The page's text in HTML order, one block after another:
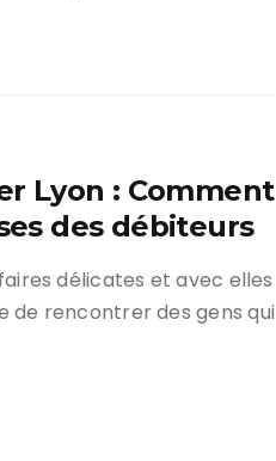
Lyon : Comment
des débiteurs
délicates et avec elles
de rencontrer des gens qui